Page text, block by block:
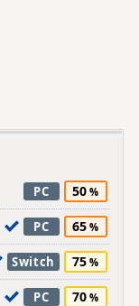
PC 50
PC 65
Switch 75
PC 70